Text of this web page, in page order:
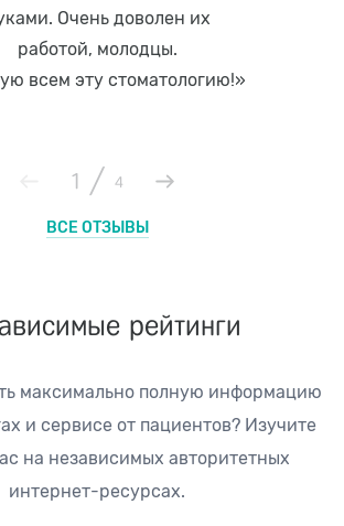
Очень доволен их
работой, молодцы.
всем эту стоматологию!»
1 / 4
ВСЕ ОТЗЫВЫ
рейтинги
максимально полную информацию
и сервисе от пациентов? Изучите
на независимых авторитетных
интернет-ресурсах.